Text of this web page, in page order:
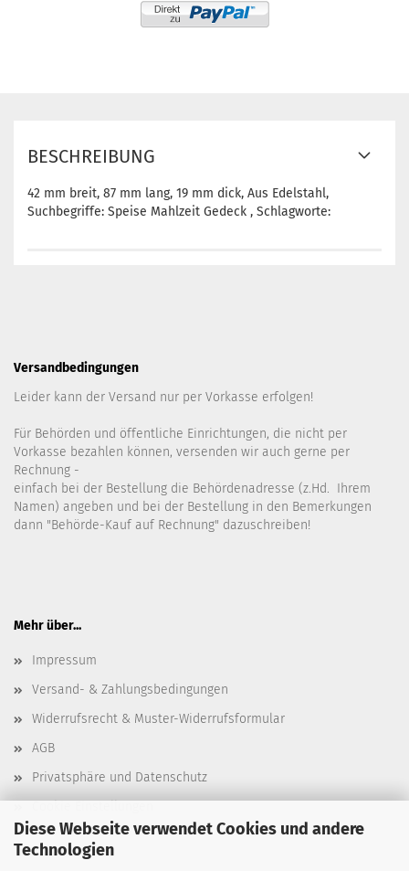
Diese Webseite verwendet Cookies und andere
Technologien
BESCHREIBUNG
42 mm breit, 87 mm lang, 19 mm dick, Aus Edelstahl,
Suchbegriffe: Speise Mahlzeit Gedeck , Schlagworte:
Versandbedingungen
Leider kann der Versand nur per Vorkasse erfolgen!
Für Behörden und öffentliche Einrichtungen, die nicht per
Vorkasse bezahlen können, versenden wir auch gerne per
Rechnung -
einfach bei der Bestellung die Behördenadresse (z.Hd. Ihrem
Namen) angeben und bei der Bestellung in den Bemerkungen
dann "Behörde-Kauf auf Rechnung" dazuschreiben!
Mehr über...
Impressum
Versand- & Zahlungsbedingungen
Widerrufsrecht & Muster-Widerrufsformular
AGB
Privatsphäre und Datenschutz